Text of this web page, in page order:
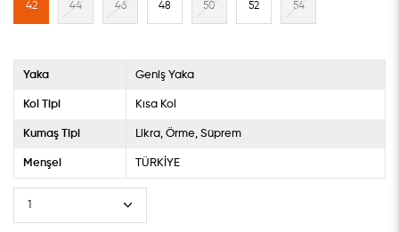
42 44 46 48 50 52 54
Yaka Geniş Yaka
Kol Tipi Kısa Kol
Kumaş Tipi Likra Örme Süprem
Menşei TÜRKİYE